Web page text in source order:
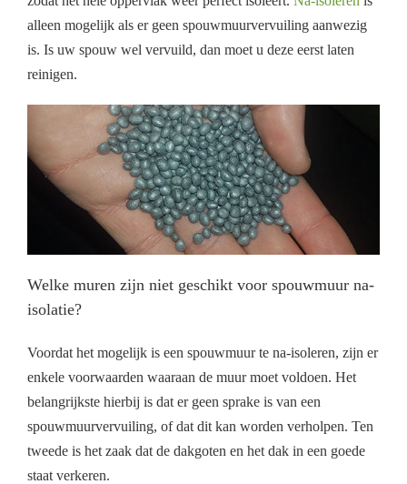
alleen mogelijk als er geen spouwmuurvervuiling aanwezig
is. Is uw spouw wel vervuild, dan moet u deze eerst laten
reinigen.
Welke muren zijn niet geschikt voor spouwmuur na-
isolatie?
Voordat het mogelijk is een spouwmuur te na-isoleren, zijn er
enkele voorwaarden waaraan de muur moet voldoen. Het
belangrijkste hierbij is dat er geen sprake is van een
spouwmuurvervuiling, of dat dit kan worden verholpen. Ten
tweede is het zaak dat de dakgoten en het dak in een goede
staat verkeren.